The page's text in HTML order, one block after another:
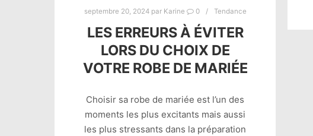
septembre 20, 2024par Karine 0 Tendance
LES ERREURS À ÉVITER
LORS DU CHOIX DE
VOTRE ROBE DE MARIÉE
Choisir sa robe de mariée est l’un des
moments les plus excitants mais aussi
les plus stressants dans la préparation